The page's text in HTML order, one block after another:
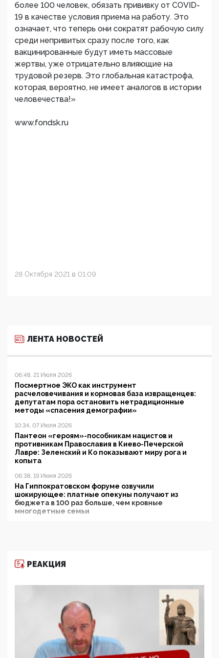
более 100 человек, обязать прививку от COVID-
19 в качестве условия приема на работу. Это
означает, что теперь они сократят рабочую силу
среди непривитых сразу после того, как
вакцинированные будут иметь массовые
жертвы, уже отрицательно влияющие на
трудовой резерв. Это глобальная катастрофа,
которая, вероятно, не имеет аналогов в истории
человечества!»
www.fondsk.ru
28 Октября 2021 в 01:09
ЛЕНТА НОВОСТЕЙ
06:48, 21 Июля 2026
Посмертное ЭКО как инструмент
расчеловечивания и кормовая база извращенцев:
депутатам пора остановить нетрадиционные
методы «спасения демографии»
10:34, 07 Июля 2026
Пантеон «героям»-пособникам нацистов и
противникам Православия в Киево-Печерской
Лавре: Зеленский и Ко показывают миру рога и
копыта
06:38, 19 Июня 2026
На Гиппократовском форуме озвучили
шокирующее: платные опекуны получают из
бюджета в 100 раз больше, чем кровные
многодетные семьи
11:53, 09 Июня 2026
деятельность ИИТО ЮНЕСКО в России, но
цифроглобалисты продолжают определять
повестку в образовании
09:43, 01 Июня 2026
5G за счет здоровья граждан: Минцифры намерено
отобрать у регионов и муниципалитетов право
защищать жилые дома и социальные объекты от
РЕАКЦИЯ